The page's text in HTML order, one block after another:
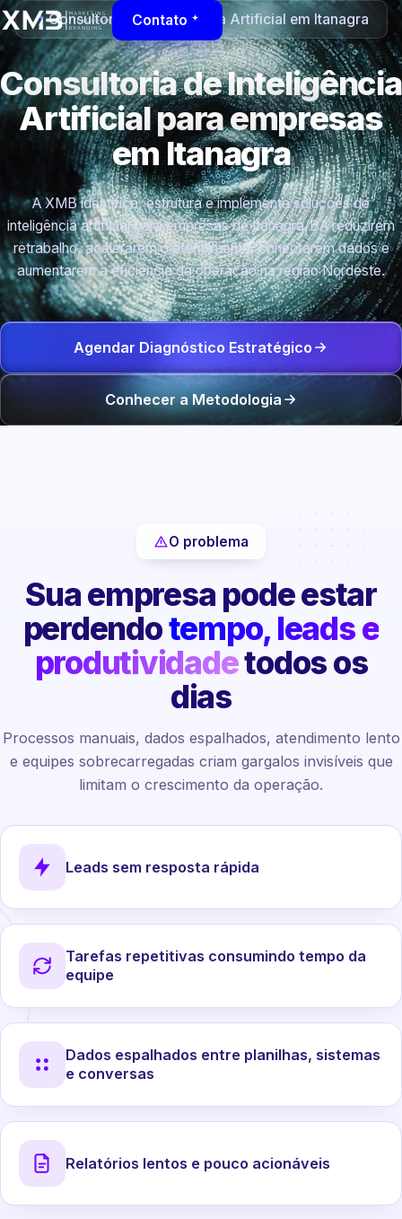
Contato
Consultoria de Inteligência Artificial em Itanagra
Consultoria de Inteligência
Artificial para empresas
em Itanagra
A XMB identifica, estrutura e implementa soluções de
inteligência artificial para empresas de Itanagra/BA reduzirem
retrabalho, acelerarem o atendimento, conectarem dados e
aumentarem a eficiência da operação na região Nordeste.
Agendar Diagnóstico Estratégico
Conhecer a Metodologia
O problema
Sua empresa pode estar
perdendotempo, leads e
produtividadetodos os
dias
Processos manuais, dados espalhados, atendimento lento
e equipes sobrecarregadas criam gargalos invisíveis que
limitam o crescimento da operação.
Leads sem resposta rápida
Tarefas repetitivas consumindo tempo da
equipe
Dados espalhados entre planilhas, sistemas
e conversas
Relatórios lentos e pouco acionáveis